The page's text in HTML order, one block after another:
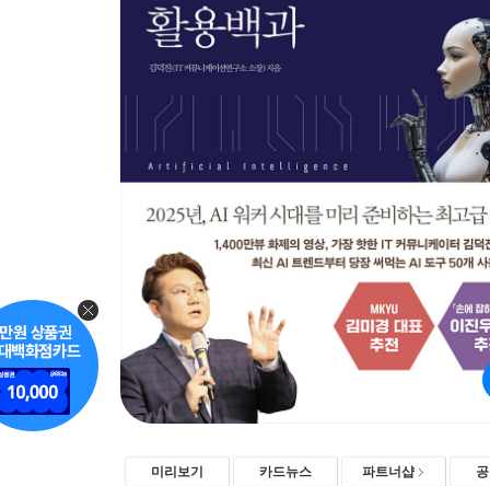
미리보기 카드뉴스 파트너샵